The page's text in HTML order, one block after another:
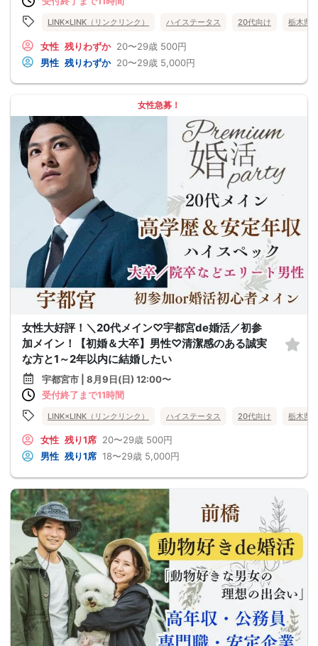
LINK×LINK（リンクリンク） ハイステータス 20代向け 栃木県
女性 残りわずか 20〜29歳 500円
男性 残りわずか 20〜29歳 5,000円
女性急募！
女性大好評！＼20代メイン♡宇都宮de婚活／初参
加メイン！【初婚＆大卒】男性♡清潔感のある誠実
な方と1～2年以内に結婚したい
宇都宮市 | 8月9日(日) 12:00〜
受付終了まで11時間
LINK×LINK（リンクリンク） ハイステータス 20代向け 栃木県
女性 残り1席 20〜29歳 500円
男性 残り1席 18〜29歳 5,000円